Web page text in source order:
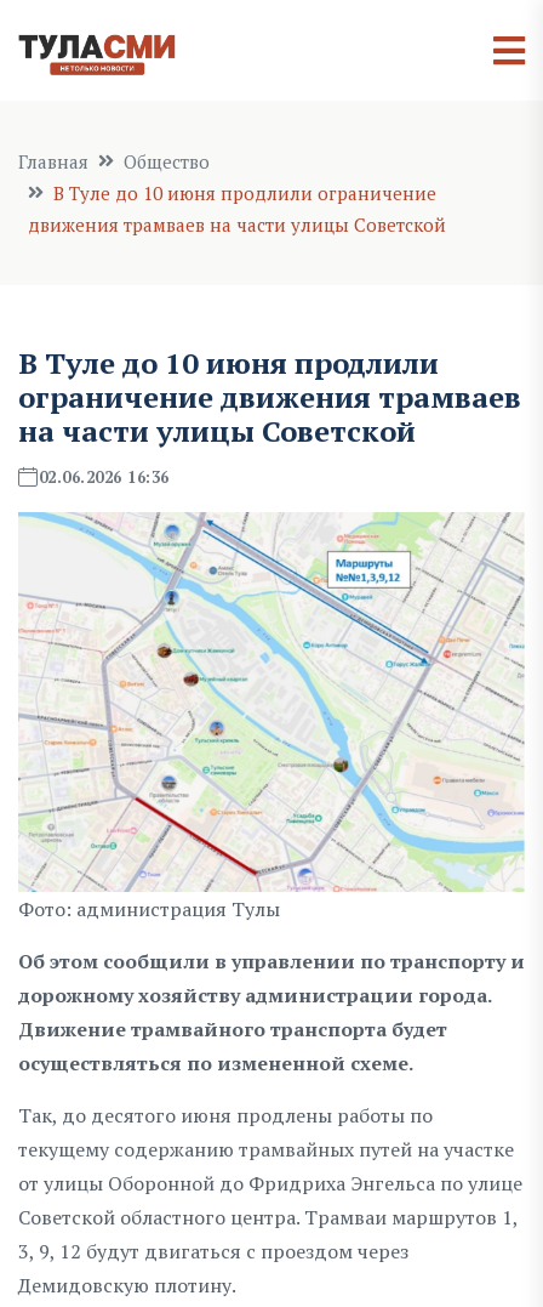
Главная
Общество
В Туле до 10 июня продлили ограничение
движения трамваев на части улицы Советской
В Туле до 10 июня продлили
ограничение движения трамваев
на части улицы Советской
02.06.2026 16:36
Фото: администрация Тулы
Об этом сообщили в управлении по транспорту и
дорожному хозяйству администрации города.
Движение трамвайного транспорта будет
осуществляться по измененной схеме.
Так, до десятого июня продлены работы по
текущему содержанию трамвайных путей на участке
от улицы Оборонной до Фридриха Энгельса по улице
Советской областного центра. Трамваи маршрутов 1,
3, 9, 12 будут двигаться с проездом через
Демидовскую плотину.